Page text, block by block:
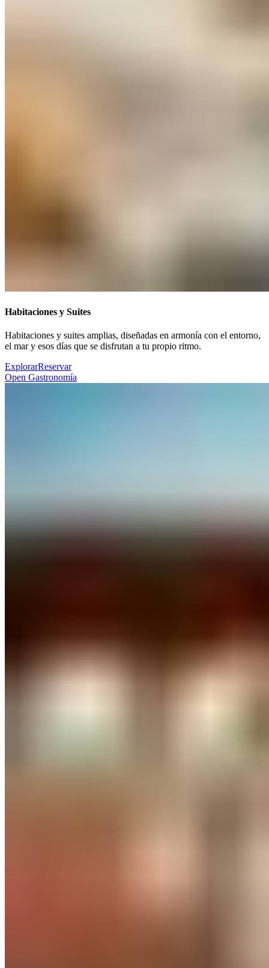
Habitaciones y Suites​​​​‌ ‍ ​‍​‍‌‍ ‌ ​‍‌‍‍‌‌‍‌ ‌‍‍‌‌‍ ‍​‍​‍​ ‍‍​‍​‍‌ ​ ‌‍​‌‌‍ ‍‌‍‍‌‌ ‌​‌ ‍‌​‍ ‍‌‍‍‌‌‍ ​‍​‍​‍ ​​‍​‍‌‍‍​‌ ​‍‌‍‌‌‌‍‌‍​‍​‍​ ‍‍​‍​‍‌‍‍​‌ ‌​‌ ‌​‌ ​​‌ ​ ​ ‍‍​‍ ​‍ ‌‍ ​​‍ ‌‌‍​‌‌‍ ‍‌‍‌​​‍ ‌‌ ​‍​‍ ‌‌‍‍​‌‍ ‌ ‌​‌‍‌‌‌‍ ​‌ ​ ​‍ ‌‌ ​ ‌ ‌​‌ ‌‌‌‍‌​‌‍‍‌‌‍ ​‍ ‍‌ ‌‍‌‍‌‌‌ ​‍‌‍​ ‌‍‌‌‌‍ ​​‍ ‍‌‍​‌‌ ​​‌ ​​​‍ ‌‍‍‌‌‍ ‍‌ ‌​‌‍‌‌‌‍ ‍‌ ‌​​‍ ‌‍‌‌‌‍‌​‌‍‍‌‌ ‌​​‍ ‌‍ ‌‌‍ ‌‍‌​‌‍‌‌​ ‌‌ ​​‌ ​‍‌‍‌‌‌ ​ ‌‍‌‌‌‍ ‍‌ ‌​‌‍​‌‌ ‌​‌‍‍‌‌‍ ‌‍ ‍​ ‍ ‌‍‍‌‌‍‌​​ ‌​ ​​‌‍​‍​ ‌ ‌‍‌​​ ​‌‌‍​‌‌‍​‍​ ‌‍​‍ ‌​ ‌ ​ ​‍​ ‍‌​ ​‍​‍ ‌​ ‌​‌‍‌‍‌‍​ ​ ‌​​‍ ‌‌‍​‌‌‍‌​‌‍​‍‌‍​ ​‍ ‌‌‍​‍​ ​​‌‍‌​​ ‌ ‌‍‌‍​ ​‌​ ‌​​ ​ ​ ‍​​ ‌‌​ ​‍‌‍‌‌​ ‍ ‌ ‌​‌ ‍‌‌ ​​‌‍‌‌​ ‌‌‍‍​‌‍ ‌ ‌​‌‍‌‌‌‍ ​‌‌​ ‌‍‍‌‌ ‌​‌‍‌‌‌​‍​‌‍ ‌‍ ‌‌‍‌‌‌‌​​‌‍​‌‌‍‌ ‌‍‌‌​ ‍ ‌ ​​‌‍​‌‌ ‌​‌‍‍​​ ‌‌ ​​‌‍​‌‌‍‌ ‌‍‌‌‌​​‍‌ ‌‌‌‍‍‌‌‍ ​‌‍‌​‌‍‌‌‌ ​‍​‍‌‌​ ‌‌‌​​‍‌‌ ‌‍‍ ‌‍‌‌‌ ‍‌​‍‌‌​ ​ ‌​‌​​‍‌‌​ ​ ‌​‌​​‍‌‌​ ​‍​ ​‍​ ‌ ​ ​​‌‍‌‍‌‍‌‌‌‍‌‍‌‍‌​‌‍​‌​ ‌‍‌‍‌​​ ‍​‌‍​‌‌‍‌‍​‍‌‌​ ​‍​ ​‍​‍‌‌​ ‌‌‌​‌​​‍ ‍‌‍​ ‌‍ ‌‍ ‍‌ ‌​‌‍‌‌‌‍ ‍‌ ‌​​‍‌‌​ ‌‌‌​​‍‌‌ ‌‍‍ ‌‍‌‌‌ ‍‌​‍‌‌​ ​ ‌​‌​​‍‌‌​ ​ ‌​‌​​‍‌‌​ ​‍​ ​‍​ ‌‍​ ​‍‌‍​‌​ ​ ​ ​​‌‍‌​​ ‌‍‌‍​‍​ ​​‌‍​‍​ ‌​​ ‌‍​‍‌‌​ ​‍​ ​‍​‍‌‌​ ‌‌‌​‌​​‍ ‍‌ ‌​‌‍‍‌‌ ‌​‌‍ ​‌‍‌‌​ ‌‍​‍‌‍​‌‌ ​ ‌‍‌‌‌‌‌‌‌ ​‍‌‍ ​​ ‌‌‍‍​‌ ‌​‌ ‌​‌ ​​‌ ​ ​‍‌‌​ ​ ‌​​‌​‍‌‌​ ​‍‌​‌‍​‍‌‌​ ​‍‌​‌‍‌‍ ​​‍ ‌‌‍​‌‌‍ ‍‌‍‌​​‍ ‌‌ ​‍​‍ ‌‌‍‍​‌‍ ‌ ‌​‌‍‌‌‌‍ ​‌ ​ ​‍ ‌‌ ​ ‌ ‌​‌ ‌‌‌‍‌​‌‍‍‌‌‍ ​‍ ‍‌ ‌‍‌‍‌‌‌ ​‍‌‍​ ‌‍‌‌‌‍ ​​‍ ‍‌‍​‌‌ ​​‌ ​​​‍‌‍‌‍‍‌‌‍‌​​ ‌​ ​​‌‍​‍​ ‌ ‌‍‌​​ ​‌‌‍​‌‌‍​‍​ ‌‍​‍ ‌​ ‌ ​ ​‍​ ‍‌​ ​‍​‍ ‌​ ‌​‌‍‌‍‌‍​ ​ ‌​​‍ ‌‌‍​‌‌‍‌​‌‍​‍‌‍​ ​‍ ‌‌‍​‍​ ​​‌‍‌​​ ‌ ‌‍‌‍​ ​‌​ ‌​​ ​ ​ ‍​​ ‌‌​ ​‍‌‍‌‌​‍‌‍‌ ‌​‌ ‍‌‌ ​​‌‍‌‌​ ‌‌‍‍​‌‍ ‌ ‌​‌‍‌‌‌‍ ​‌‌​ ‌‍‍‌‌ ‌​‌‍‌‌‌​‍​‌‍ ‌‍ ‌‌‍‌‌‌‌​​‌‍​‌‌‍‌ ‌‍‌‌​‍‌‍‌ ​​‌‍​‌‌ ‌​‌‍‍​​ ‌‌ ​​‌‍​‌‌‍‌ ‌‍‌‌‌​​‍‌ ‌‌‌‍‍‌‌‍ ​‌‍‌​‌‍‌‌‌ ​‍​‍‌‌​ ‌‌‌​​‍‌‌ ‌‍‍ ‌‍‌‌‌ ‍‌​‍‌‌​ ​ ‌​‌​​‍‌‌​ ​ ‌​‌​​‍‌‌​ ​‍​ ​‍​ ‌ ​ ​​‌‍‌‍‌‍‌‌‌‍‌‍‌‍‌​‌‍​‌​ ‌‍‌‍‌​​ ‍​‌‍​‌‌‍‌‍​‍‌‌​ ​‍​ ​‍​‍‌‌​ ‌‌‌​‌​​‍ ‍‌‍​ ‌‍ ‌‍ ‍‌ ‌​‌‍‌‌‌‍ ‍‌ ‌​​‍‌‌​ ‌‌‌​​‍‌‌ ‌‍‍ ‌‍‌‌‌ ‍‌​‍‌‌​ ​ ‌​‌​​‍‌‌​ ​ ‌​‌​​‍‌‌​ ​‍​ ​‍​ ‌‍​ ​‍‌‍​‌​ ​ ​ ​​‌‍‌​​ ‌‍‌‍​‍​ ​​‌‍​‍​ ‌​​ ‌‍​‍‌‌​ ​‍​ ​‍​‍‌‌​ ‌‌‌​‌​​‍ ‍‌ ‌​‌‍‍‌‌ ‌​‌‍ ​‌‍‌‌​‍‌‍‌ ​​‌‍‌‌‌ ​‍‌ ​ ‌ ​​‌‍‌‌‌‍​ ‌ ‌​‌‍‍‌‌ ‌‍‌‍‌‌​ ‌‌ ​​‌ ‌‌‌‍​‍‌‍ ​‌‍‍‌‌ ​ ‌‍‍​‌‍‌‌‌‍‌​​‍​‍‌ ‌
Habitaciones y suites amplias, diseñadas en armonía con el entorno,
el mar y esos días que se disfrutan a tu propio ritmo.​​​​‌ ‍ ​‍​‍‌‍ ‌ ​‍‌‍‍‌‌‍‌ ‌‍‍‌‌‍ ‍​‍​‍​ ‍‍​‍​‍‌ ​ ‌‍​‌‌‍ ‍‌‍‍‌‌ ‌​‌ ‍‌​‍ ‍‌‍‍‌‌‍ ​‍​‍​‍ ​​‍​‍‌‍‍​‌ ​‍‌‍‌‌‌‍‌‍​‍​‍​ ‍‍​‍​‍‌‍‍​‌ ‌​‌ ‌​‌ ​​‌ ​ ​ ‍‍​‍ ​‍ ‌‍ ​​‍ ‌‌‍​‌‌‍ ‍‌‍‌​​‍ ‌‌ ​‍​‍ ‌‌‍‍​‌‍ ‌ ‌​‌‍‌‌‌‍ ​‌ ​ ​‍ ‌‌ ​ ‌ ‌​‌ ‌‌‌‍‌​‌‍‍‌‌‍ ​‍ ‍‌ ‌‍‌‍‌‌‌ ​‍‌‍​ ‌‍‌‌‌‍ ​​‍ ‍‌‍​‌‌ ​​‌ ​​​‍ ‌‍‍‌‌‍ ‍‌ ‌​‌‍‌‌‌‍ ‍‌ ‌​​‍ ‌‍‌‌‌‍‌​‌‍‍‌‌ ‌​​‍ ‌‍ ‌‌‍ ‌‍‌​‌‍‌‌​ ‌‌ ​​‌ ​‍‌‍‌‌‌ ​ ‌‍‌‌‌‍ ‍‌ ‌​‌‍​‌‌ ‌​‌‍‍‌‌‍ ‌‍ ‍​ ‍ ‌‍‍‌‌‍‌​​ ‌​ ​​‌‍​‍​ ‌ ‌‍‌​​ ​‌‌‍​‌‌‍​‍​ ‌‍​‍ ‌​ ‌ ​ ​‍​ ‍‌​ ​‍​‍ ‌​ ‌​‌‍‌‍‌‍​ ​ ‌​​‍ ‌‌‍​‌‌‍‌​‌‍​‍‌‍​ ​‍ ‌‌‍​‍​ ​​‌‍‌​​ ‌ ‌‍‌‍​ ​‌​ ‌​​ ​ ​ ‍​​ ‌‌​ ​‍‌‍‌‌​ ‍ ‌ ‌​‌ ‍‌‌ ​​‌‍‌‌​ ‌‌‍‍​‌‍ ‌ ‌​‌‍‌‌‌‍ ​‌‌​ ‌‍‍‌‌ ‌​‌‍‌‌‌​‍​‌‍ ‌‍ ‌‌‍‌‌‌‌​​‌‍​‌‌‍‌ ‌‍‌‌​ ‍ ‌ ​​‌‍​‌‌ ‌​‌‍‍​​ ‌‌ ​​‌‍​‌‌‍‌ ‌‍‌‌‌​​‍‌ ‌‌‌‍‍‌‌‍ ​‌‍‌​‌‍‌‌‌ ​‍​‍‌‌​ ‌‌‌​​‍‌‌ ‌‍‍ ‌‍‌‌‌ ‍‌​‍‌‌​ ​ ‌​‌​​‍‌‌​ ​ ‌​‌​​‍‌‌​ ​‍​ ​‍​ ‌ ​ ​​‌‍‌‍‌‍‌‌‌‍‌‍‌‍‌​‌‍​‌​ ‌‍‌‍‌​​ ‍​‌‍​‌‌‍‌‍​‍‌‌​ ​‍​ ​‍​‍‌‌​ ‌‌‌​‌​​‍ ‍‌‍​ ‌‍ ‌‍ ‍‌ ‌​‌‍‌‌‌‍ ‍‌ ‌​​‍‌‌​ ‌‌‌​​‍‌‌ ‌‍‍ ‌‍‌‌‌ ‍‌​‍‌‌​ ​ ‌​‌​​‍‌‌​ ​ ‌​‌​​‍‌‌​ ​‍​ ​‍​ ‌‍​ ​‍‌‍​‌​ ​ ​ ​​‌‍‌​​ ‌‍‌‍​‍​ ​​‌‍​‍​ ‌​​ ‌‍​‍‌‌​ ​‍​ ​‍​‍‌‌​ ‌‌‌​‌​​‍ ‍‌‍‌‌‌ ‍​‌‍​ ‌‍‌‌‌ ​‍‌ ​​‌ ‌​​ ‌‍​‍‌‍​‌‌ ​ ‌‍‌‌‌‌‌‌‌ ​‍‌‍ ​​ ‌‌‍‍​‌ ‌​‌ ‌​‌ ​​‌ ​ ​‍‌‌​ ​ ‌​​‌​‍‌‌​ ​‍‌​‌‍​‍‌‌​ ​‍‌​‌‍‌‍ ​​‍ ‌‌‍​‌‌‍ ‍‌‍‌​​‍ ‌‌ ​‍​‍ ‌‌‍‍​‌‍ ‌ ‌​‌‍‌‌‌‍ ​‌ ​ ​‍ ‌‌ ​ ‌ ‌​‌ ‌‌‌‍‌​‌‍‍‌‌‍ ​‍ ‍‌ ‌‍‌‍‌‌‌ ​‍‌‍​ ‌‍‌‌‌‍ ​​‍ ‍‌‍​‌‌ ​​‌ ​​​‍‌‍‌‍‍‌‌‍‌​​ ‌​ ​​‌‍​‍​ ‌ ‌‍‌​​ ​‌‌‍​‌‌‍​‍​ ‌‍​‍ ‌​ ‌ ​ ​‍​ ‍‌​ ​‍​‍ ‌​ ‌​‌‍‌‍‌‍​ ​ ‌​​‍ ‌‌‍​‌‌‍‌​‌‍​‍‌‍​ ​‍ ‌‌‍​‍​ ​​‌‍‌​​ ‌ ‌‍‌‍​ ​‌​ ‌​​ ​ ​ ‍​​ ‌‌​ ​‍‌‍‌‌​‍‌‍‌ ‌​‌ ‍‌‌ ​​‌‍‌‌​ ‌‌‍‍​‌‍ ‌ ‌​‌‍‌‌‌‍ ​‌‌​ ‌‍‍‌‌ ‌​‌‍‌‌‌​‍​‌‍ ‌‍ ‌‌‍‌‌‌‌​​‌‍​‌‌‍‌ ‌‍‌‌​‍‌‍‌ ​​‌‍​‌‌ ‌​‌‍‍​​ ‌‌ ​​‌‍​‌‌‍‌ ‌‍‌‌‌​​‍‌ ‌‌‌‍‍‌‌‍ ​‌‍‌​‌‍‌‌‌ ​‍​‍‌‌​ ‌‌‌​​‍‌‌ ‌‍‍ ‌‍‌‌‌ ‍‌​‍‌‌​ ​ ‌​‌​​‍‌‌​ ​ ‌​‌​​‍‌‌​ ​‍​ ​‍​ ‌ ​ ​​‌‍‌‍‌‍‌‌‌‍‌‍‌‍‌​‌‍​‌​ ‌‍‌‍‌​​ ‍​‌‍​‌‌‍‌‍​‍‌‌​ ​‍​ ​‍​‍‌‌​ ‌‌‌​‌​​‍ ‍‌‍​ ‌‍ ‌‍ ‍‌ ‌​‌‍‌‌‌‍ ‍‌ ‌​​‍‌‌​ ‌‌‌​​‍‌‌ ‌‍‍ ‌‍‌‌‌ ‍‌​‍‌‌​ ​ ‌​‌​​‍‌‌​ ​ ‌​‌​​‍‌‌​ ​‍​ ​‍​ ‌‍​ ​‍‌‍​‌​ ​ ​ ​​‌‍‌​​ ‌‍‌‍​‍​ ​​‌‍​‍​ ‌​​ ‌‍​‍‌‌​ ​‍​ ​‍​‍‌‌​ ‌‌‌​‌​​‍ ‍‌‍‌‌‌ ‍​‌‍​ ‌‍‌‌‌ ​‍‌ ​​‌ ‌​​‍‌‍‌ ​​‌‍‌‌‌ ​‍‌ ​ ‌ ​​‌‍‌‌‌‍​ ‌ ‌​‌‍‍‌‌ ‌‍‌‍‌‌​ ‌‌ ​​‌ ‌‌‌‍​‍‌‍ ​‌‍‍‌‌ ​ ‌‍‍​‌‍‌‌‌‍‌​​‍​‍‌ ‌
Explorar​​​​‌ ‍ ​‍​‍‌‍ ‌ ​‍‌‍‍‌‌‍‌ ‌‍‍‌‌‍ ‍​‍​‍​ ‍‍​‍​‍‌ ​ ‌‍​‌‌‍ ‍‌‍‍‌‌ ‌​‌ ‍‌​‍ ‍‌‍‍‌‌‍ ​‍​‍​‍ ​​‍​‍‌‍‍​‌ ​‍‌‍‌‌‌‍‌‍​‍​‍​ ‍‍​‍​‍‌‍‍​‌ ‌​‌ ‌​‌ ​​‌ ​ ​ ‍‍​‍ ​‍ ‌‍ ​​‍ ‌‌‍​‌‌‍ ‍‌‍‌​​‍ ‌‌ ​‍​‍ ‌‌‍‍​‌‍ ‌ ‌​‌‍‌‌‌‍ ​‌ ​ ​‍ ‌‌ ​ ‌ ‌​‌ ‌‌‌‍‌​‌‍‍‌‌‍ ​‍ ‍‌ ‌‍‌‍‌‌‌ ​‍‌‍​ ‌‍‌‌‌‍ ​​‍ ‍‌‍​‌‌ ​​‌ ​​​‍ ‌‍‍‌‌‍ ‍‌ ‌​‌‍‌‌‌‍ ‍‌ ‌​​‍ ‌‍‌‌‌‍‌​‌‍‍‌‌ ‌​​‍ ‌‍ ‌‌‍ ‌‍‌​‌‍‌‌​ ‌‌ ​​‌ ​‍‌‍‌‌‌ ​ ‌‍‌‌‌‍ ‍‌ ‌​‌‍​‌‌ ‌​‌‍‍‌‌‍ ‌‍ ‍​ ‍ ‌‍‍‌‌‍‌​​ ‌​ ​​‌‍​‍​ ‌ ‌‍‌​​ ​‌‌‍​‌‌‍​‍​ ‌‍​‍ ‌​ ‌ ​ ​‍​ ‍‌​ ​‍​‍ ‌​ ‌​‌‍‌‍‌‍​ ​ ‌​​‍ ‌‌‍​‌‌‍‌​‌‍​‍‌‍​ ​‍ ‌‌‍​‍​ ​​‌‍‌​​ ‌ ‌‍‌‍​ ​‌​ ‌​​ ​ ​ ‍​​ ‌‌​ ​‍‌‍‌‌​ ‍ ‌ ‌​‌ ‍‌‌ ​​‌‍‌‌​ ‌‌‍‍​‌‍ ‌ ‌​‌‍‌‌‌‍ ​‌‌​ ‌‍‍‌‌ ‌​‌‍‌‌‌​‍​‌‍ ‌‍ ‌‌‍‌‌‌‌​​‌‍​‌‌‍‌ ‌‍‌‌​ ‍ ‌ ​​‌‍​‌‌ ‌​‌‍‍​​ ‌‌ ​​‌‍​‌‌‍‌ ‌‍‌‌‌​​‍‌ ‌‌‌‍‍‌‌‍ ​‌‍‌​‌‍‌‌‌ ​‍​‍‌‌​ ‌‌‌​​‍‌‌ ‌‍‍ ‌‍‌‌‌ ‍‌​‍‌‌​ ​ ‌​‌​​‍‌‌​ ​ ‌​‌​​‍‌‌​ ​‍​ ​‍​ ‌ ​ ​​‌‍‌‍‌‍‌‌‌‍‌‍‌‍‌​‌‍​‌​ ‌‍‌‍‌​​ ‍​‌‍​‌‌‍‌‍​‍‌‌​ ​‍​ ​‍​‍‌‌​ ‌‌‌​‌​​‍ ‍‌‍​ ‌‍ ‌‍ ‍‌ ‌​‌‍‌‌‌‍ ‍‌ ‌​​‍‌‌​ ‌‌‌​​‍‌‌ ‌‍‍ ‌‍‌‌‌ ‍‌​‍‌‌​ ​ ‌​‌​​‍‌‌​ ​ ‌​‌​​‍‌‌​ ​‍​ ​‍​ ‌‍​ ​‍‌‍​‌​ ​ ​ ​​‌‍‌​​ ‌‍‌‍​‍​ ​​‌‍​‍​ ‌​​ ‌‍​‍‌‌​ ​‍​ ​‍​‍‌‌​ ‌‌‌​‌​​‍ ‍‌ ​​‌ ​‍‌‍‍‌‌‍ ‌‌‍​‌‌ ​‍‌ ‍‌‌​​ ‌ ‌​‌‍​‌​‍ ‍‌‍ ​‌‍​‌‌‍​‍‌‍‌‌‌‍ ​​ ‌‍​‍‌‍​‌‌ ​ ‌‍‌‌‌‌‌‌‌ ​‍‌‍ ​​ ‌‌‍‍​‌ ‌​‌ ‌​‌ ​​‌ ​ ​‍‌‌​ ​ ‌​​‌​‍‌‌​ ​‍‌​‌‍​‍‌‌​ ​‍‌​‌‍‌‍ ​​‍ ‌‌‍​‌‌‍ ‍‌‍‌​​‍ ‌‌ ​‍​‍ ‌‌‍‍​‌‍ ‌ ‌​‌‍‌‌‌‍ ​‌ ​ ​‍ ‌‌ ​ ‌ ‌​‌ ‌‌‌‍‌​‌‍‍‌‌‍ ​‍ ‍‌ ‌‍‌‍‌‌‌ ​‍‌‍​ ‌‍‌‌‌‍ ​​‍ ‍‌‍​‌‌ ​​‌ ​​​‍‌‍‌‍‍‌‌‍‌​​ ‌​ ​​‌‍​‍​ ‌ ‌‍‌​​ ​‌‌‍​‌‌‍​‍​ ‌‍​‍ ‌​ ‌ ​ ​‍​ ‍‌​ ​‍​‍ ‌​ ‌​‌‍‌‍‌‍​ ​ ‌​​‍ ‌‌‍​‌‌‍‌​‌‍​‍‌‍​ ​‍ ‌‌‍​‍​ ​​‌‍‌​​ ‌ ‌‍‌‍​ ​‌​ ‌​​ ​ ​ ‍​​ ‌‌​ ​‍‌‍‌‌​‍‌‍‌ ‌​‌ ‍‌‌ ​​‌‍‌‌​ ‌‌‍‍​‌‍ ‌ ‌​‌‍‌‌‌‍ ​‌‌​ ‌‍‍‌‌ ‌​‌‍‌‌‌​‍​‌‍ ‌‍ ‌‌‍‌‌‌‌​​‌‍​‌‌‍‌ ‌‍‌‌​‍‌‍‌ ​​‌‍​‌‌ ‌​‌‍‍​​ ‌‌ ​​‌‍​‌‌‍‌ ‌‍‌‌‌​​‍‌ ‌‌‌‍‍‌‌‍ ​‌‍‌​‌‍‌‌‌ ​‍​‍‌‌​ ‌‌‌​​‍‌‌ ‌‍‍ ‌‍‌‌‌ ‍‌​‍‌‌​ ​ ‌​‌​​‍‌‌​ ​ ‌​‌​​‍‌‌​ ​‍​ ​‍​ ‌ ​ ​​‌‍‌‍‌‍‌‌‌‍‌‍‌‍‌​‌‍​‌​ ‌‍‌‍‌​​ ‍​‌‍​‌‌‍‌‍​‍‌‌​ ​‍​ ​‍​‍‌‌​ ‌‌‌​‌​​‍ ‍‌‍​ ‌‍ ‌‍ ‍‌ ‌​‌‍‌‌‌‍ ‍‌ ‌​​‍‌‌​ ‌‌‌​​‍‌‌ ‌‍‍ ‌‍‌‌‌ ‍‌​‍‌‌​ ​ ‌​‌​​‍‌‌​ ​ ‌​‌​​‍‌‌​ ​‍​ ​‍​ ‌‍​ ​‍‌‍​‌​ ​ ​ ​​‌‍‌​​ ‌‍‌‍​‍​ ​​‌‍​‍​ ‌​​ ‌‍​‍‌‌​ ​‍​ ​‍​‍‌‌​ ‌‌‌​‌​​‍ ‍‌ ​​‌ ​‍‌‍‍‌‌‍ ‌‌‍​‌‌ ​‍‌ ‍‌‌​​ ‌ ‌​‌‍​‌​‍ ‍‌‍ ​‌‍​‌‌‍​‍‌‍‌‌‌‍ ​​‍‌‍‌ ​​‌‍‌‌‌ ​‍‌ ​ ‌ ​​‌‍‌‌‌‍​ ‌ ‌​‌‍‍‌‌ ‌‍‌‍‌‌​ ‌‌ ​​‌ ‌‌‌‍​‍‌‍ ​‌‍‍‌‌ ​ ‌‍‍​‌‍‌‌‌‍‌​​‍​‍‌ ‌Reservar​​​​‌ ‍ ​‍​‍‌‍ ‌ ​‍‌‍‍‌‌‍‌ ‌‍‍‌‌‍ ‍​‍​‍​ ‍‍​‍​‍‌ ​ ‌‍​‌‌‍ ‍‌‍‍‌‌ ‌​‌ ‍‌​‍ ‍‌‍‍‌‌‍ ​‍​‍​‍ ​​‍​‍‌‍‍​‌ ​‍‌‍‌‌‌‍‌‍​‍​‍​ ‍‍​‍​‍‌‍‍​‌ ‌​‌ ‌​‌ ​​‌ ​ ​ ‍‍​‍ ​‍ ‌‍ ​​‍ ‌‌‍​‌‌‍ ‍‌‍‌​​‍ ‌‌ ​‍​‍ ‌‌‍‍​‌‍ ‌ ‌​‌‍‌‌‌‍ ​‌ ​ ​‍ ‌‌ ​ ‌ ‌​‌ ‌‌‌‍‌​‌‍‍‌‌‍ ​‍ ‍‌ ‌‍‌‍‌‌‌ ​‍‌‍​ ‌‍‌‌‌‍ ​​‍ ‍‌‍​‌‌ ​​‌ ​​​‍ ‌‍‍‌‌‍ ‍‌ ‌​‌‍‌‌‌‍ ‍‌ ‌​​‍ ‌‍‌‌‌‍‌​‌‍‍‌‌ ‌​​‍ ‌‍ ‌‌‍ ‌‍‌​‌‍‌‌​ ‌‌ ​​‌ ​‍‌‍‌‌‌ ​ ‌‍‌‌‌‍ ‍‌ ‌​‌‍​‌‌ ‌​‌‍‍‌‌‍ ‌‍ ‍​ ‍ ‌‍‍‌‌‍‌​​ ‌​ ​​‌‍​‍​ ‌ ‌‍‌​​ ​‌‌‍​‌‌‍​‍​ ‌‍​‍ ‌​ ‌ ​ ​‍​ ‍‌​ ​‍​‍ ‌​ ‌​‌‍‌‍‌‍​ ​ ‌​​‍ ‌‌‍​‌‌‍‌​‌‍​‍‌‍​ ​‍ ‌‌‍​‍​ ​​‌‍‌​​ ‌ ‌‍‌‍​ ​‌​ ‌​​ ​ ​ ‍​​ ‌‌​ ​‍‌‍‌‌​ ‍ ‌ ‌​‌ ‍‌‌ ​​‌‍‌‌​ ‌‌‍‍​‌‍ ‌ ‌​‌‍‌‌‌‍ ​‌‌​ ‌‍‍‌‌ ‌​‌‍‌‌‌​‍​‌‍ ‌‍ ‌‌‍‌‌‌‌​​‌‍​‌‌‍‌ ‌‍‌‌​ ‍ ‌ ​​‌‍​‌‌ ‌​‌‍‍​​ ‌‌ ​​‌‍​‌‌‍‌ ‌‍‌‌‌​​‍‌ ‌‌‌‍‍‌‌‍ ​‌‍‌​‌‍‌‌‌ ​‍​‍‌‌​ ‌‌‌​​‍‌‌ ‌‍‍ ‌‍‌‌‌ ‍‌​‍‌‌​ ​ ‌​‌​​‍‌‌​ ​ ‌​‌​​‍‌‌​ ​‍​ ​‍​ ‌ ​ ​​‌‍‌‍‌‍‌‌‌‍‌‍‌‍‌​‌‍​‌​ ‌‍‌‍‌​​ ‍​‌‍​‌‌‍‌‍​‍‌‌​ ​‍​ ​‍​‍‌‌​ ‌‌‌​‌​​‍ ‍‌‍​ ‌‍ ‌‍ ‍‌ ‌​‌‍‌‌‌‍ ‍‌ ‌​​‍‌‌​ ‌‌‌​​‍‌‌ ‌‍‍ ‌‍‌‌‌ ‍‌​‍‌‌​ ​ ‌​‌​​‍‌‌​ ​ ‌​‌​​‍‌‌​ ​‍​ ​‍​ ‌‍​ ​‍‌‍​‌​ ​ ​ ​​‌‍‌​​ ‌‍‌‍​‍​ ​​‌‍​‍​ ‌​​ ‌‍​‍‌‌​ ​‍​ ​‍​‍‌‌​ ‌‌‌​‌​​‍ ‍‌ ​ ‌‍‌‌‌‍​ ‌‍ ‌‍ ‍‌‍‌​‌‍​‌‌ ​‍‌ ‍‌‌​​ ‌ ‌​‌‍​‌​‍ ‍‌‍ ​‌‍​‌‌‍​‍‌‍‌‌‌‍ ​​ ‌‍​‍‌‍​‌‌ ​ ‌‍‌‌‌‌‌‌‌ ​‍‌‍ ​​ ‌‌‍‍​‌ ‌​‌ ‌​‌ ​​‌ ​ ​‍‌‌​ ​ ‌​​‌​‍‌‌​ ​‍‌​‌‍​‍‌‌​ ​‍‌​‌‍‌‍ ​​‍ ‌‌‍​‌‌‍ ‍‌‍‌​​‍ ‌‌ ​‍​‍ ‌‌‍‍​‌‍ ‌ ‌​‌‍‌‌‌‍ ​‌ ​ ​‍ ‌‌ ​ ‌ ‌​‌ ‌‌‌‍‌​‌‍‍‌‌‍ ​‍ ‍‌ ‌‍‌‍‌‌‌ ​‍‌‍​ ‌‍‌‌‌‍ ​​‍ ‍‌‍​‌‌ ​​‌ ​​​‍‌‍‌‍‍‌‌‍‌​​ ‌​ ​​‌‍​‍​ ‌ ‌‍‌​​ ​‌‌‍​‌‌‍​‍​ ‌‍​‍ ‌​ ‌ ​ ​‍​ ‍‌​ ​‍​‍ ‌​ ‌​‌‍‌‍‌‍​ ​ ‌​​‍ ‌‌‍​‌‌‍‌​‌‍​‍‌‍​ ​‍ ‌‌‍​‍​ ​​‌‍‌​​ ‌ ‌‍‌‍​ ​‌​ ‌​​ ​ ​ ‍​​ ‌‌​ ​‍‌‍‌‌​‍‌‍‌ ‌​‌ ‍‌‌ ​​‌‍‌‌​ ‌‌‍‍​‌‍ ‌ ‌​‌‍‌‌‌‍ ​‌‌​ ‌‍‍‌‌ ‌​‌‍‌‌‌​‍​‌‍ ‌‍ ‌‌‍‌‌‌‌​​‌‍​‌‌‍‌ ‌‍‌‌​‍‌‍‌ ​​‌‍​‌‌ ‌​‌‍‍​​ ‌‌ ​​‌‍​‌‌‍‌ ‌‍‌‌‌​​‍‌ ‌‌‌‍‍‌‌‍ ​‌‍‌​‌‍‌‌‌ ​‍​‍‌‌​ ‌‌‌​​‍‌‌ ‌‍‍ ‌‍‌‌‌ ‍‌​‍‌‌​ ​ ‌​‌​​‍‌‌​ ​ ‌​‌​​‍‌‌​ ​‍​ ​‍​ ‌ ​ ​​‌‍‌‍‌‍‌‌‌‍‌‍‌‍‌​‌‍​‌​ ‌‍‌‍‌​​ ‍​‌‍​‌‌‍‌‍​‍‌‌​ ​‍​ ​‍​‍‌‌​ ‌‌‌​‌​​‍ ‍‌‍​ ‌‍ ‌‍ ‍‌ ‌​‌‍‌‌‌‍ ‍‌ ‌​​‍‌‌​ ‌‌‌​​‍‌‌ ‌‍‍ ‌‍‌‌‌ ‍‌​‍‌‌​ ​ ‌​‌​​‍‌‌​ ​ ‌​‌​​‍‌‌​ ​‍​ ​‍​ ‌‍​ ​‍‌‍​‌​ ​ ​ ​​‌‍‌​​ ‌‍‌‍​‍​ ​​‌‍​‍​ ‌​​ ‌‍​‍‌‌​ ​‍​ ​‍​‍‌‌​ ‌‌‌​‌​​‍ ‍‌ ​ ‌‍‌‌‌‍​ ‌‍ ‌‍ ‍‌‍‌​‌‍​‌‌ ​‍‌ ‍‌‌​​ ‌ ‌​‌‍​‌​‍ ‍‌‍ ​‌‍​‌‌‍​‍‌‍‌‌‌‍ ​​‍‌‍‌ ​​‌‍‌‌‌ ​‍‌ ​ ‌ ​​‌‍‌‌‌‍​ ‌ ‌​‌‍‍‌‌ ‌‍‌‍‌‌​ ‌‌ ​​‌ ‌‌‌‍​‍‌‍ ​‌‍‍‌‌ ​ ‌‍‍​‌‍‌‌‌‍‌​​‍​‍‌ ‌
Open Gastronomía​​​​‌ ‍ ​‍​‍‌‍ ‌ ​‍‌‍‍‌‌‍‌ ‌‍‍‌‌‍ ‍​‍​‍​ ‍‍​‍​‍‌ ​ ‌‍​‌‌‍ ‍‌‍‍‌‌ ‌​‌ ‍‌​‍ ‍‌‍‍‌‌‍ ​‍​‍​‍ ​​‍​‍‌‍‍​‌ ​‍‌‍‌‌‌‍‌‍​‍​‍​ ‍‍​‍​‍‌‍‍​‌ ‌​‌ ‌​‌ ​​‌ ​ ​ ‍‍​‍ ​‍ ‌‍ ​​‍ ‌‌‍​‌‌‍ ‍‌‍‌​​‍ ‌‌ ​‍​‍ ‌‌‍‍​‌‍ ‌ ‌​‌‍‌‌‌‍ ​‌ ​ ​‍ ‌‌ ​ ‌ ‌​‌ ‌‌‌‍‌​‌‍‍‌‌‍ ​‍ ‍‌ ‌‍‌‍‌‌‌ ​‍‌‍​ ‌‍‌‌‌‍ ​​‍ ‍‌‍​‌‌ ​​‌ ​​​‍ ‌‍‍‌‌‍ ‍‌ ‌​‌‍‌‌‌‍ ‍‌ ‌​​‍ ‌‍‌‌‌‍‌​‌‍‍‌‌ ‌​​‍ ‌‍ ‌‌‍ ‌‍‌​‌‍‌‌​ ‌‌ ​​‌ ​‍‌‍‌‌‌ ​ ‌‍‌‌‌‍ ‍‌ ‌​‌‍​‌‌ ‌​‌‍‍‌‌‍ ‌‍ ‍​ ‍ ‌‍‍‌‌‍‌​​ ‌​ ​​‌‍​‍​ ‌ ‌‍‌​​ ​‌‌‍​‌‌‍​‍​ ‌‍​‍ ‌​ ‌ ​ ​‍​ ‍‌​ ​‍​‍ ‌​ ‌​‌‍‌‍‌‍​ ​ ‌​​‍ ‌‌‍​‌‌‍‌​‌‍​‍‌‍​ ​‍ ‌‌‍​‍​ ​​‌‍‌​​ ‌ ‌‍‌‍​ ​‌​ ‌​​ ​ ​ ‍​​ ‌‌​ ​‍‌‍‌‌​ ‍ ‌ ‌​‌ ‍‌‌ ​​‌‍‌‌​ ‌‌‍‍​‌‍ ‌ ‌​‌‍‌‌‌‍ ​‌‌​ ‌‍‍‌‌ ‌​‌‍‌‌‌​‍​‌‍ ‌‍ ‌‌‍‌‌‌‌​​‌‍​‌‌‍‌ ‌‍‌‌​ ‍ ‌ ​​‌‍​‌‌ ‌​‌‍‍​​ ‌‌ ​​‌‍​‌‌‍‌ ‌‍‌‌‌​​‍‌ ‌‌‌‍‍‌‌‍ ​‌‍‌​‌‍‌‌‌ ​‍​‍‌‌​ ‌‌‌​​‍‌‌ ‌‍‍ ‌‍‌‌‌ ‍‌​‍‌‌​ ​ ‌​‌​​‍‌‌​ ​ ‌​‌​​‍‌‌​ ​‍​ ​‍​ ‌ ​ ​​‌‍‌‍‌‍‌‌‌‍‌‍‌‍‌​‌‍​‌​ ‌‍‌‍‌​​ ‍​‌‍​‌‌‍‌‍​‍‌‌​ ​‍​ ​‍​‍‌‌​ ‌‌‌​‌​​‍ ‍‌‍​ ‌‍ ‌‍ ‍‌ ‌​‌‍‌‌‌‍ ‍‌ ‌​​‍‌‌​ ‌‌‌​​‍‌‌ ‌‍‍ ‌‍‌‌‌ ‍‌​‍‌‌​ ​ ‌​‌​​‍‌‌​ ​ ‌​‌​​‍‌‌​ ​‍​ ​‍‌‍​‍​ ​‍‌‍‌‍​ ‍‌​ ‌‍‌‍​‍​ ​ ​ ​‍​ ‍‌​ ‌ ​ ‍‌​ ‌ ​‍‌‌​ ​‍​ ​‍​‍‌‌​ ‌‌‌​‌​​‍ ‍‌ ‌​‌‍‍‌‌ ‌​‌‍ ​‌‍‌‌​ ‌‍​‍‌‍​‌‌ ​ ‌‍‌‌‌‌‌‌‌ ​‍‌‍ ​​ ‌‌‍‍​‌ ‌​‌ ‌​‌ ​​‌ ​ ​‍‌‌​ ​ ‌​​‌​‍‌‌​ ​‍‌​‌‍​‍‌‌​ ​‍‌​‌‍‌‍ ​​‍ ‌‌‍​‌‌‍ ‍‌‍‌​​‍ ‌‌ ​‍​‍ ‌‌‍‍​‌‍ ‌ ‌​‌‍‌‌‌‍ ​‌ ​ ​‍ ‌‌ ​ ‌ ‌​‌ ‌‌‌‍‌​‌‍‍‌‌‍ ​‍ ‍‌ ‌‍‌‍‌‌‌ ​‍‌‍​ ‌‍‌‌‌‍ ​​‍ ‍‌‍​‌‌ ​​‌ ​​​‍‌‍‌‍‍‌‌‍‌​​ ‌​ ​​‌‍​‍​ ‌ ‌‍‌​​ ​‌‌‍​‌‌‍​‍​ ‌‍​‍ ‌​ ‌ ​ ​‍​ ‍‌​ ​‍​‍ ‌​ ‌​‌‍‌‍‌‍​ ​ ‌​​‍ ‌‌‍​‌‌‍‌​‌‍​‍‌‍​ ​‍ ‌‌‍​‍​ ​​‌‍‌​​ ‌ ‌‍‌‍​ ​‌​ ‌​​ ​ ​ ‍​​ ‌‌​ ​‍‌‍‌‌​‍‌‍‌ ‌​‌ ‍‌‌ ​​‌‍‌‌​ ‌‌‍‍​‌‍ ‌ ‌​‌‍‌‌‌‍ ​‌‌​ ‌‍‍‌‌ ‌​‌‍‌‌‌​‍​‌‍ ‌‍ ‌‌‍‌‌‌‌​​‌‍​‌‌‍‌ ‌‍‌‌​‍‌‍‌ ​​‌‍​‌‌ ‌​‌‍‍​​ ‌‌ ​​‌‍​‌‌‍‌ ‌‍‌‌‌​​‍‌ ‌‌‌‍‍‌‌‍ ​‌‍‌​‌‍‌‌‌ ​‍​‍‌‌​ ‌‌‌​​‍‌‌ ‌‍‍ ‌‍‌‌‌ ‍‌​‍‌‌​ ​ ‌​‌​​‍‌‌​ ​ ‌​‌​​‍‌‌​ ​‍​ ​‍​ ‌ ​ ​​‌‍‌‍‌‍‌‌‌‍‌‍‌‍‌​‌‍​‌​ ‌‍‌‍‌​​ ‍​‌‍​‌‌‍‌‍​‍‌‌​ ​‍​ ​‍​‍‌‌​ ‌‌‌​‌​​‍ ‍‌‍​ ‌‍ ‌‍ ‍‌ ‌​‌‍‌‌‌‍ ‍‌ ‌​​‍‌‌​ ‌‌‌​​‍‌‌ ‌‍‍ ‌‍‌‌‌ ‍‌​‍‌‌​ ​ ‌​‌​​‍‌‌​ ​ ‌​‌​​‍‌‌​ ​‍​ ​‍‌‍​‍​ ​‍‌‍‌‍​ ‍‌​ ‌‍‌‍​‍​ ​ ​ ​‍​ ‍‌​ ‌ ​ ‍‌​ ‌ ​‍‌‌​ ​‍​ ​‍​‍‌‌​ ‌‌‌​‌​​‍ ‍‌ ‌​‌‍‍‌‌ ‌​‌‍ ​‌‍‌‌​‍‌‍‌ ​​‌‍‌‌‌ ​‍‌ ​ ‌ ​​‌‍‌‌‌‍​ ‌ ‌​‌‍‍‌‌ ‌‍‌‍‌‌​ ‌‌ ​​‌ ‌‌‌‍​‍‌‍ ​‌‍‍‌‌ ​ ‌‍‍​‌‍‌‌‌‍‌​​‍​‍‌ ‌